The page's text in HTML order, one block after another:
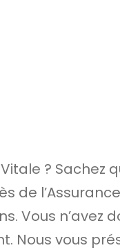
?
de
Vous n’avez
Nous vous